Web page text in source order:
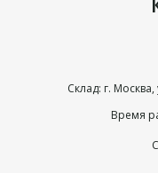
Склад: г.
Время